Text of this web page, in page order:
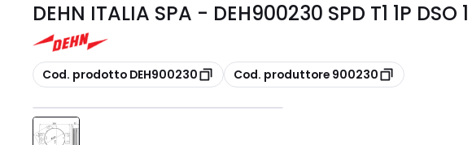
DEHN ITALIA SPA - DEH900230 SPD T1 1P DSO
copia
Cod. prodotto DEH900230 copia
Cod. produttore 900230